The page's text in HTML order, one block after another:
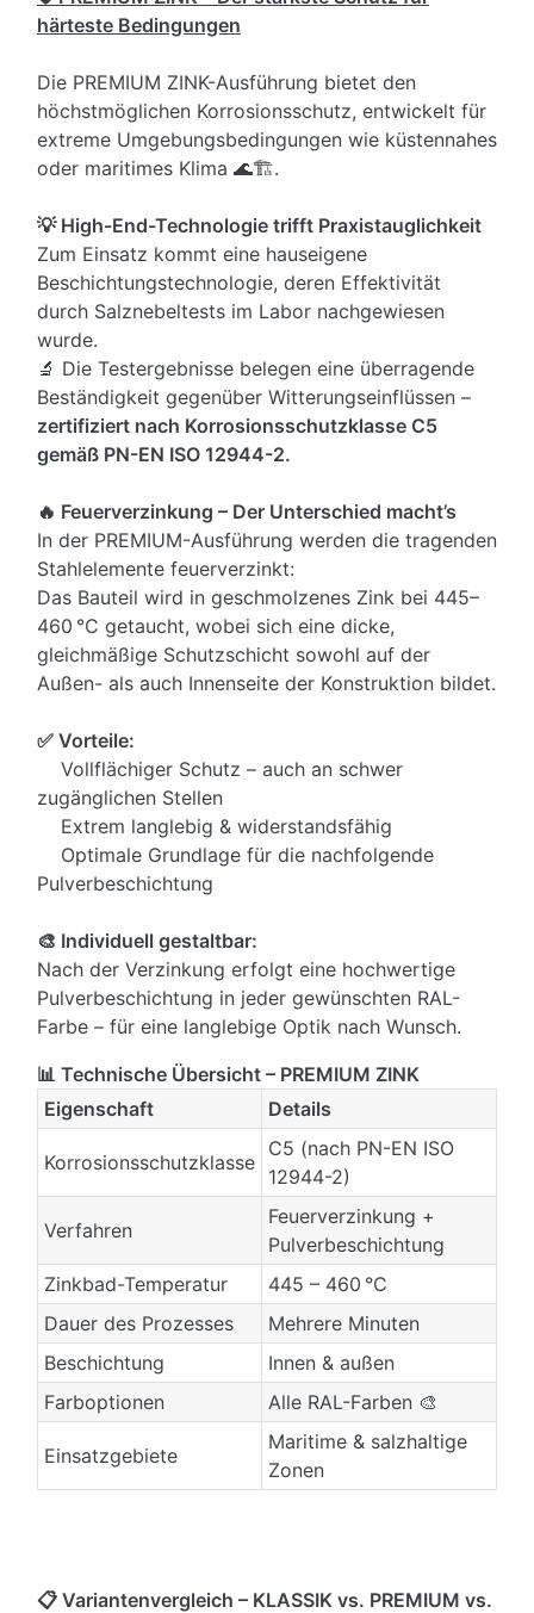
härteste Bedingungen
Die PREMIUM ZINK-Ausführung bietet den
höchstmöglichen Korrosionsschutz, entwickelt für
extreme Umgebungsbedingungen wie küstennahes
oder maritimes Klima 🌊🏗️.
💡 High-End-Technologie trifft Praxistauglichkeit
Zum Einsatz kommt eine hauseigene
Beschichtungstechnologie, deren Effektivität
durch Salznebeltests im Labor nachgewiesen
wurde.
🔬 Die Testergebnisse belegen eine überragende
Beständigkeit gegenüber Witterungseinflüssen –
zertifiziert nach Korrosionsschutzklasse C5
gemäß PN-EN ISO 12944-2.
🔥 Feuerverzinkung – Der Unterschied macht’s
In der PREMIUM-Ausführung werden die tragenden
Stahlelemente feuerverzinkt:
Das Bauteil wird in geschmolzenes Zink bei 445–
460 °C getaucht, wobei sich eine dicke,
gleichmäßige Schutzschicht sowohl auf der
Außen- als auch Innenseite der Konstruktion bildet.
✅ Vorteile:
Vollflächiger Schutz – auch an schwer
zugänglichen Stellen
Extrem langlebig & widerstandsfähig
Optimale Grundlage für die nachfolgende
Pulverbeschichtung
🎨 Individuell gestaltbar:
Nach der Verzinkung erfolgt eine hochwertige
Pulverbeschichtung in jeder gewünschten RAL-
Farbe – für eine langlebige Optik nach Wunsch.
📊 Technische Übersicht – PREMIUM ZINK
Eigenschaft
Details
Korrosionsschutzklasse
C5 (nach PN-EN ISO
12944-2)
Verfahren
Feuerverzinkung +
Pulverbeschichtung
Zinkbad-Temperatur
445 – 460 °C
Dauer des Prozesses
Mehrere Minuten
Beschichtung
Innen & außen
Farboptionen
Alle RAL-Farben 🎨
Einsatzgebiete
Maritime & salzhaltige
Zonen
📋 Variantenvergleich – KLASSIK vs. PREMIUM vs.